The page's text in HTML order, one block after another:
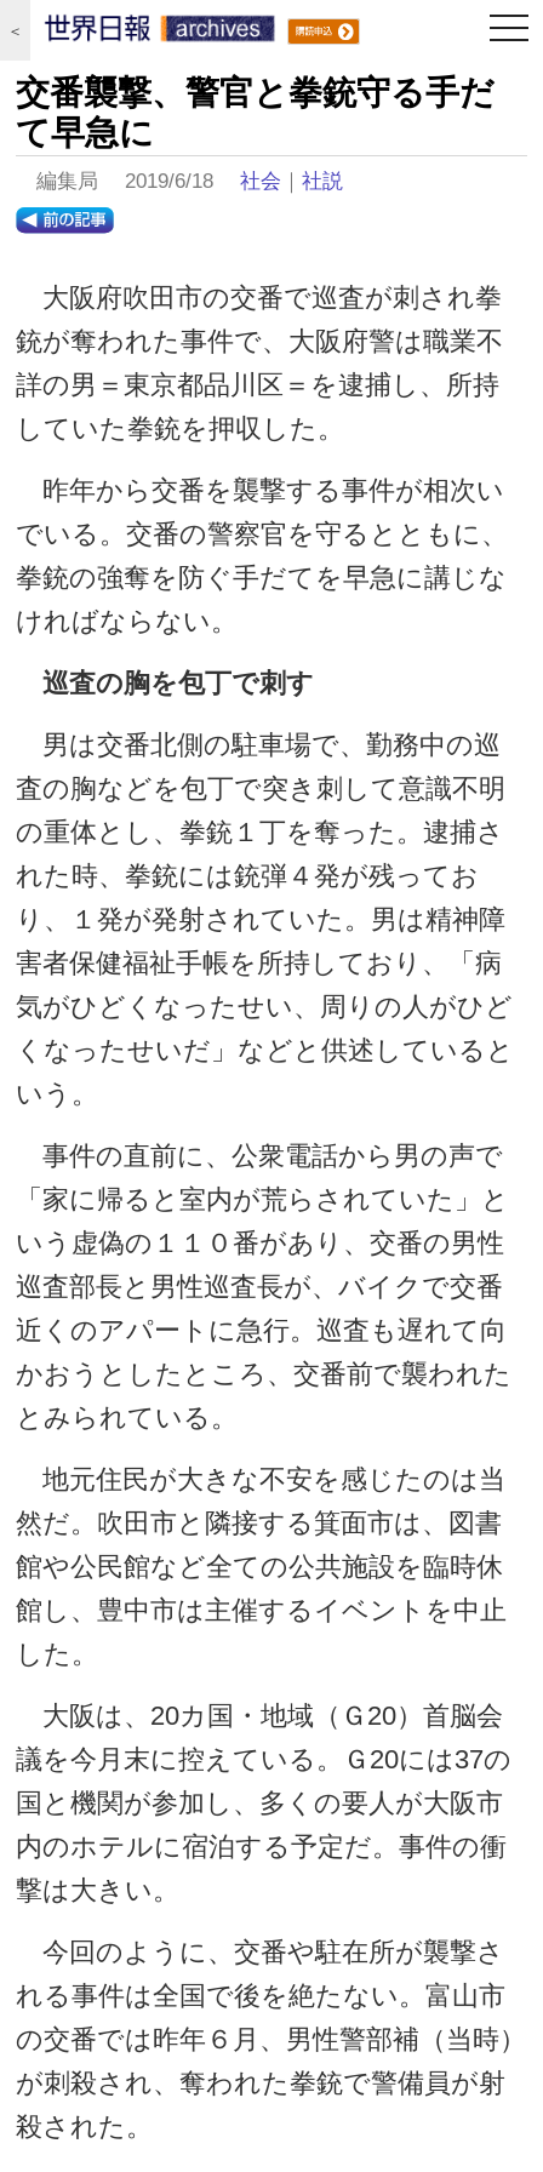
＜
交番襲撃、警官と拳銃守る手だ
て早急に
編集局 2019/6/18社会 ｜社説
大阪府吹田市の交番で巡査が刺され拳
銃が奪われた事件で、大阪府警は職業不
詳の男＝東京都品川区＝を逮捕し、所持
していた拳銃を押収した。
昨年から交番を襲撃する事件が相次い
でいる。交番の警察官を守るとともに、
拳銃の強奪を防ぐ手だてを早急に講じな
ければならない。
巡査の胸を包丁で刺す
男は交番北側の駐車場で、勤務中の巡
査の胸などを包丁で突き刺して意識不明
の重体とし、拳銃１丁を奪った。逮捕さ
れた時、拳銃には銃弾４発が残ってお
り、１発が発射されていた。男は精神障
害者保健福祉手帳を所持しており、「病
気がひどくなったせい、周りの人がひど
くなったせいだ」などと供述していると
いう。
事件の直前に、公衆電話から男の声で
「家に帰ると室内が荒らされていた」と
いう虚偽の１１０番があり、交番の男性
巡査部長と男性巡査長が、バイクで交番
近くのアパートに急行。巡査も遅れて向
かおうとしたところ、交番前で襲われた
とみられている。
地元住民が大きな不安を感じたのは当
然だ。吹田市と隣接する箕面市は、図書
館や公民館など全ての公共施設を臨時休
館し、豊中市は主催するイベントを中止
した。
大阪は、20カ国・地域（Ｇ20）首脳会
議を今月末に控えている。Ｇ20には37の
国と機関が参加し、多くの要人が大阪市
内のホテルに宿泊する予定だ。事件の衝
撃は大きい。
今回のように、交番や駐在所が襲撃さ
れる事件は全国で後を絶たない。富山市
の交番では昨年６月、男性警部補（当時）
が刺殺され、奪われた拳銃で警備員が射
殺された。